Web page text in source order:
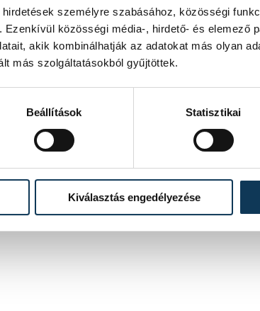
személyre szabásához, közösségi
Ezenkívül közösségi média-, hirdető- és elemező
akik kombinálhatják az adatokat más olyan
más szolgáltatásokból gyűjtöttek.
Beállítások Statisztikai
Kiválasztás engedélyezése